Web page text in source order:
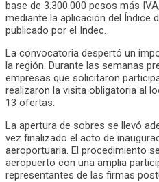
base de 3.300.000 pesos más
mediante la aplicación del Índice
publicado por el Indec.
La convocatoria despertó un
la región. Durante las semanas
empresas que solicitaron
realizaron la visita obligatoria al
13 ofertas.
La apertura de sobres se llevó
vez finalizado el acto de
aeroportuaria. El procedimiento
aeropuerto con una amplia
representantes de las firmas